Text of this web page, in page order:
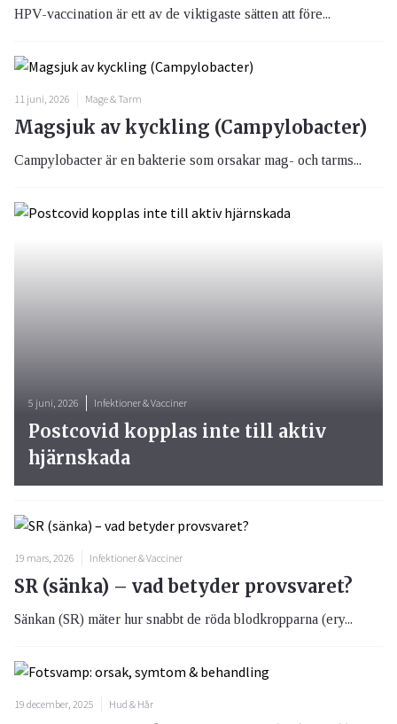
HPV-vaccination är ett av de viktigaste sätten att före...
11 juni, 2026 Mage & Tarm
Magsjuk av kyckling (Campylobacter)
Campylobacter är en bakterie som orsakar mag- och tarms...
5 juni, 2026 Infektioner & Vacciner
Postcovid kopplas inte till aktiv
hjärnskada
19 mars, 2026 Infektioner & Vacciner
SR (sänka) – vad betyder provsvaret?
Sänkan (SR) mäter hur snabbt de röda blodkropparna (ery...
19 december, 2025 Hud & Hår